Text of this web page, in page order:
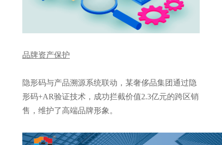
品牌资产保护
隐形码与产品溯源系统联动，某奢侈品集团通过隐
形码+AR验证技术，成功拦截价值2.3亿元的跨区销
售，维护了高端品牌形象。